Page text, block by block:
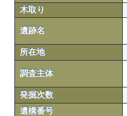
木取り
遺跡名
所在地
調査主体
発掘次数
遺構番号